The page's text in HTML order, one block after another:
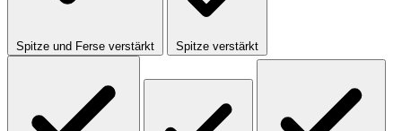
Spitze und Ferse verstärkt Spitze verstärkt